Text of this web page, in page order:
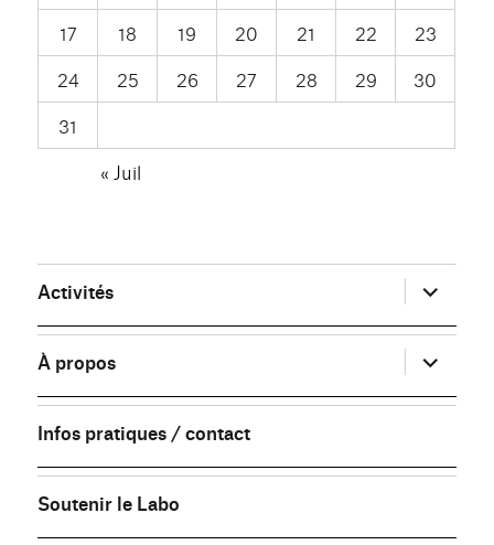
17
18 19 20 21 22
23
24
25 26 27 28 29
30
31
« Juil
Activités ouvrir
le
sous-
menu
À propos
ouvrir
le
sous-
menu
Infos pratiques / contact
Soutenir le Labo